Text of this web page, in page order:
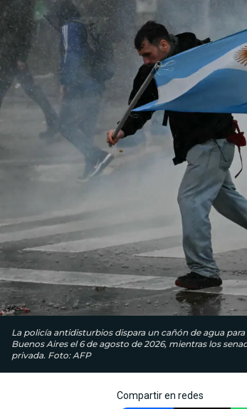
La policía antidisturbios dispara un cañón de agua
Buenos Aires el 6 de agosto de 2026, mientras los
privada. Foto: AFP
Compartir en redes